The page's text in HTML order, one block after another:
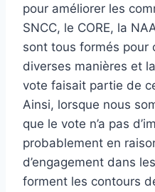
pour améliorer les
SNCC, le CORE, la
sont tous formés pour
diverses manières et
vote faisait partie de
Ainsi, lorsque nous
que le vote n’a pas
probablement en
d’engagement dans
forment les contours